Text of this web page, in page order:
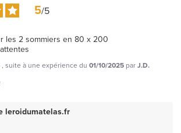
5/5
les 2 sommiers en 80 x 200
, suite à une expérience du 01/10/2025 parJ.D.
leroidumatelas.fr